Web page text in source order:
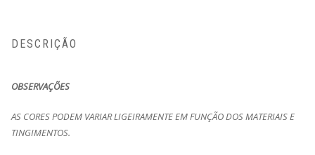
DESCRIÇÃO
OBSERVAÇÕES
AS CORES PODEM VARIAR LIGEIRAMENTE EM FUNÇÃO DOS MATERIAIS E
TINGIMENTOS.